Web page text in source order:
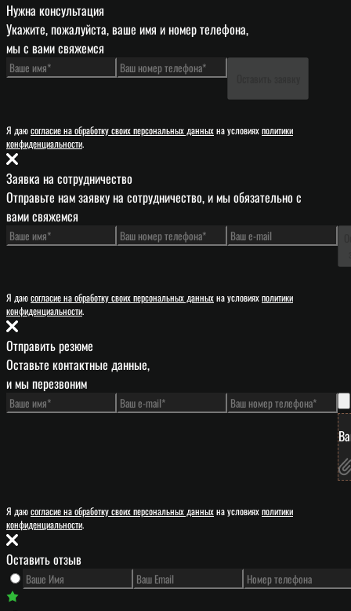
Нужна консультация
Укажите, пожалуйста, ваше имя и номер телефона,
мы с вами свяжемся
Я даюсогласие на обработку своих персональных данныхна условияхполитики
конфиденциальности.
Заявка на сотрудничество
Отправьте нам заявку на сотрудничество, и мы обязательно с
вами свяжемся
Я даюсогласие на обработку своих персональных данныхна условияхполитики
конфиденциальности.
Отправить резюме
Оставьте контактные данные,
и мы перезвоним
Я даюсогласие на обработку своих персональных данныхна условияхполитики
конфиденциальности.
Оставить отзыв